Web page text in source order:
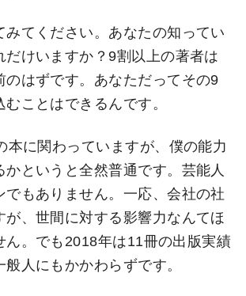
みてください。あなたの知ってい
だけいますか？9割以上の著者は
のはずです。あなただってその9
ことはできるんです。
本に関わっていますが、僕の能力
かというと全然普通です。芸能人
でもありません。一応、会社の社
が、世間に対する影響力なんてほ
ん。でも2018年は11冊の出版実績
人にもかかわらずです。